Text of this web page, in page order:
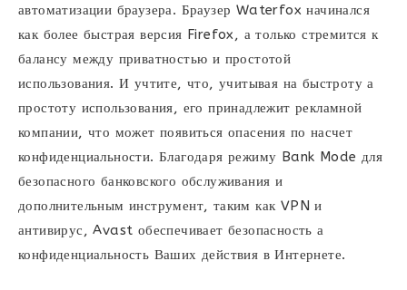
автоматизации браузера. Браузер Waterfox начинался
как более быстрая версия Firefox, а только стремится к
балансу между приватностью и простотой
использования. И учтите, что, учитывая на быстроту а
простоту использования, его принадлежит рекламной
компании, что может появиться опасения по насчет
конфиденциальности. Благодаря режиму Bank Mode для
безопасного банковского обслуживания и
дополнительным инструмент, таким как VPN и
антивирус, Avast обеспечивает безопасность а
конфиденциальность Ваших действия в Интернете.